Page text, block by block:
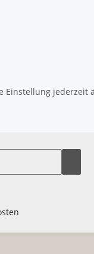
Einstellung